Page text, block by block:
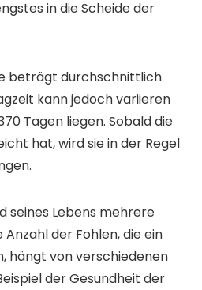
in die Scheide der
beträgt durchschnittlich
kann jedoch variieren
Tagen liegen. Sobald die
hat, wird sie in der Regel
seines Lebens mehrere
der Fohlen, die ein
hängt von verschiedenen
der Gesundheit der